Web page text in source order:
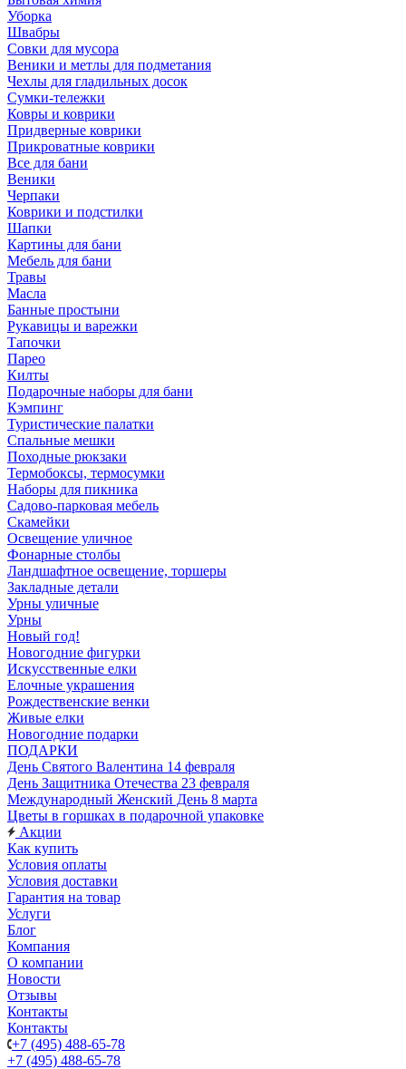
Уборка
Швабры
Совки для мусора
Веники и метлы для подметания
Чехлы для гладильных досок
Сумки-тележки
Ковры и коврики
Придверные коврики
Прикроватные коврики
Все для бани
Веники
Черпаки
Коврики и подстилки
Шапки
Картины для бани
Мебель для бани
Травы
Масла
Банные простыни
Рукавицы и варежки
Тапочки
Парео
Килты
Подарочные наборы для бани
Кэмпинг
Туристические палатки
Спальные мешки
Походные рюкзаки
Термобоксы, термосумки
Наборы для пикника
Садово-парковая мебель
Скамейки
Освещение уличное
Фонарные столбы
Ландшафтное освещение, торшеры
Закладные детали
Урны уличные
Урны
Новый год!
Новогодние фигурки
Искусственные елки
Елочные украшения
Рождественские венки
Живые елки
Новогодние подарки
ПОДАРКИ
День Святого Валентина 14 февраля
День Защитника Отечества 23 февраля
Международный Женский День 8 марта
Цветы в горшках в подарочной упаковке
Акции
Как купить
Условия оплаты
Условия доставки
Гарантия на товар
Услуги
Блог
Компания
О компании
Новости
Отзывы
Контакты
Контакты
+7 (495) 488-65-78
+7 (495) 488-65-78